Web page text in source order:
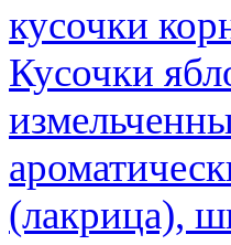
кусочки
Кусочки
(лакрица),